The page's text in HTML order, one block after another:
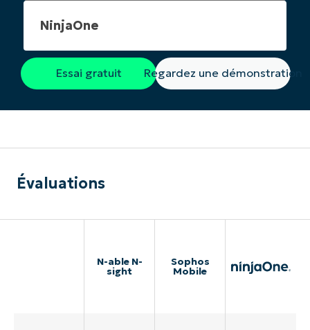
NinjaOne
Essai gratuit Regardez une démonstration
Évaluations
N-able N-
sight
Sophos
Mobile